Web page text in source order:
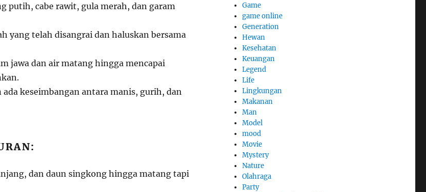
putih, cabe rawit, gula merah, dan garam
yang telah disangrai dan haluskan bersama
jawa dan air matang hingga mencapai
ada keseimbangan antara manis, gurih, dan
dan daun singkong hingga matang tapi
Game
game online
Generation
Hewan
Kesehatan
Keuangan
Legend
Life
Lingkungan
Makanan
Man
Model
mood
Movie
Mystery
Nature
Olahraga
Party